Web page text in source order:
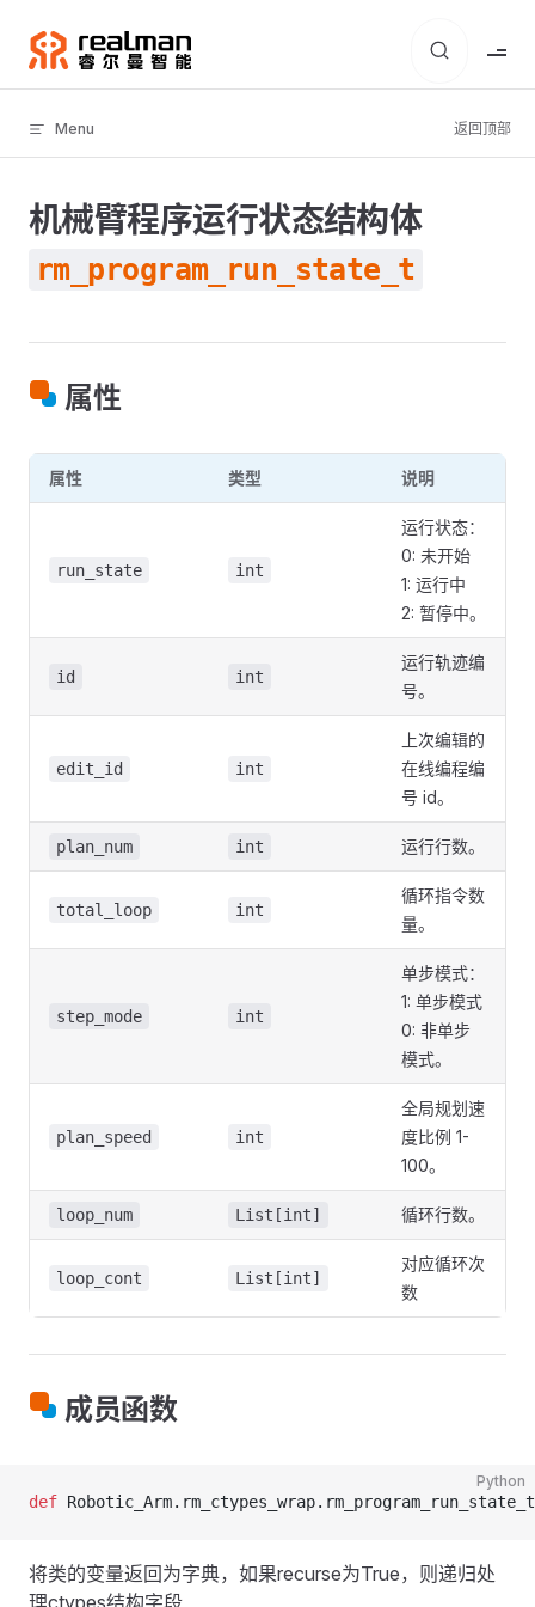
Skip to content
Menu 返回顶部
机械臂程序运行状态结构体
rm_program_run_state_t
属性
属性 类型 说明
run_state int
运行状态：
0: 未开始
1: 运行中
2: 暂停中。
id int
运行轨迹编
号。
edit_id int
上次编辑的
在线编程编
号 id。
plan_num int 运行行数。
total_loop int
循环指令数
量。
step_mode int
单步模式：
1: 单步模式
0: 非单步
模式。
plan_speed int
全局规划速
度比例 1-
100。
loop_num List[int] 循环行数。
loop_cont List[int]
对应循环次
数
成员函数
Python
def
将类的变量返回为字典，如果recurse为True，则递归处
理ctypes结构字段